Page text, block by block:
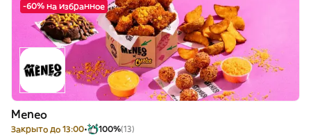
-60% на избранное
Meneo
Закрыто до 13:00 100%(13)